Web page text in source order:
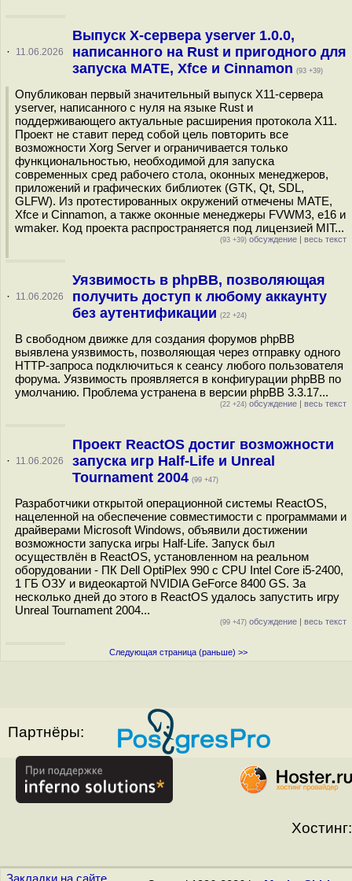
· 11.06.2026
Выпуск X-сервера yserver 1.0.0,
написанного на Rust и пригодного для
запуска MATE, Xfce и Cinnamon (93 +39)
Опубликован первый значительный выпуск X11-сервера
yserver, написанного с нуля на языке Rust и
поддерживающего актуальные расширения протокола X11.
Проект не ставит перед собой цель повторить все
возможности Xorg Server и ограничивается только
функциональностью, необходимой для запуска
современных сред рабочего стола, оконных менеджеров,
приложений и графических библиотек (GTK, Qt, SDL,
GLFW). Из протестированных окружений отмечены MATE,
Xfce и Cinnamon, а также оконные менеджеры FVWM3, e16 и
wmaker. Код проекта распространяется под лицензией MIT...
(93 +39) обсуждение | весь текст
· 11.06.2026
Уязвимость в phpBB, позволяющая
получить доступ к любому аккаунту
без аутентификации (22 +24)
В свободном движке для создания форумов phpBB
выявлена уязвимость, позволяющая через отправку одного
HTTP-запроса подключиться к сеансу любого пользователя
форума. Уязвимость проявляется в конфигурации phpBB по
умолчанию. Проблема устранена в версии phpBB 3.3.17...
(22 +24) обсуждение | весь текст
· 11.06.2026
Проект ReactOS достиг возможности
запуска игр Half-Life и Unreal
Tournament 2004 (99 +47)
Разработчики открытой операционной системы ReactOS,
нацеленной на обеспечение совместимости с программами и
драйверами Microsoft Windows, объявили достижении
возможности запуска игры Half-Life. Запуск был
осуществлён в ReactOS, установленном на реальном
оборудовании - ПК Dell OptiPlex 990 c CPU Intel Core i5-2400,
1 ГБ ОЗУ и видеокартой NVIDIA GeForce 8400 GS. За
несколько дней до этого в ReactOS удалось запустить игру
Unreal Tournament 2004...
(99 +47) обсуждение | весь текст
Следующая страница (раньше) >>
Партнёры:
Хостинг: